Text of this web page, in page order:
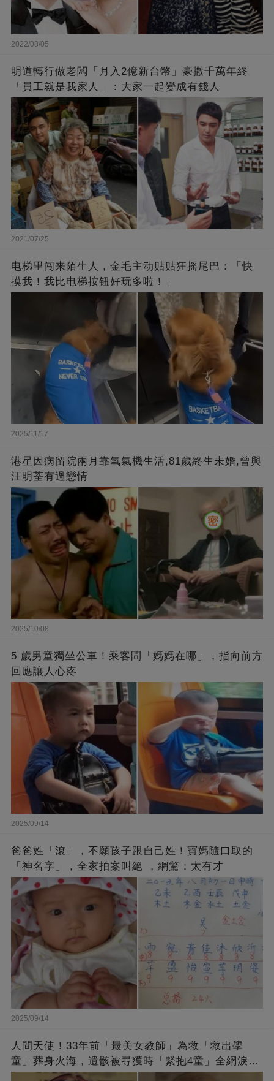
2022/08/05
明道轉行做老闆「月入2億新台幣」豪撒千萬年終
「員工就是我家人」：大家一起變成有錢人
2021/07/25
电梯里闯来陌生人，金毛主动贴贴狂摇尾巴：「快
摸我！我比电梯按钮好玩多啦！」
2025/11/17
港星因病留院兩月靠氧氣機生活,81歲終生未婚,曾與
汪明荃有過戀情
2025/10/08
5 歲男童獨坐公車！乘客問「媽媽在哪」，指向前方
回應讓人心疼
2025/09/14
爸爸姓「滾」，不願孩子跟自己姓！寶媽隨口取的
「神名字」，全家拍案叫絕 ，網驚：太有才
2025/09/14
人間天使！33年前「最美女教師」為救「救出學
童」葬身火海，遺骸被尋獲時「緊抱4童」全網淚
崩：真正的英雄不該被遺忘